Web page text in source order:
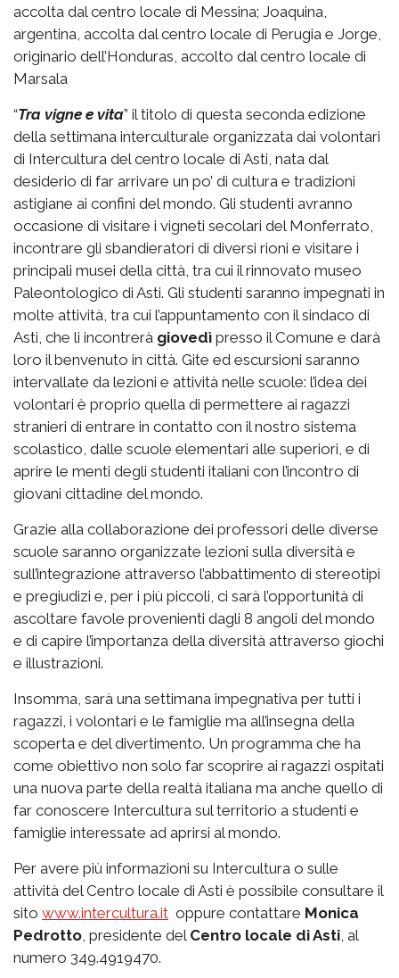
accolta dal centro locale di Messina; Joaquina,
argentina, accolta dal centro locale di Perugia e Jorge,
originario dell’Honduras, accolto dal centro locale di
Marsala
“Tra vigne e vita” il titolo di questa seconda edizione
della settimana interculturale organizzata dai volontari
di Intercultura del centro locale di Asti, nata dal
desiderio di far arrivare un po’ di cultura e tradizioni
astigiane ai confini del mondo. Gli studenti avranno
occasione di visitare i vigneti secolari del Monferrato,
incontrare gli sbandieratori di diversi rioni e visitare i
principali musei della città, tra cui il rinnovato museo
Paleontologico di Asti. Gli studenti saranno impegnati in
molte attività, tra cui l’appuntamento con il sindaco di
Asti, che li incontrerà giovedì presso il Comune e darà
loro il benvenuto in città. Gite ed escursioni saranno
intervallate da lezioni e attività nelle scuole: l’idea dei
volontari è proprio quella di permettere ai ragazzi
stranieri di entrare in contatto con il nostro sistema
scolastico, dalle scuole elementari alle superiori, e di
aprire le menti degli studenti italiani con l’incontro di
giovani cittadine del mondo.
Grazie alla collaborazione dei professori delle diverse
scuole saranno organizzate lezioni sulla diversità e
sull’integrazione attraverso l’abbattimento di stereotipi
e pregiudizi e, per i più piccoli, ci sarà l’opportunità di
ascoltare favole provenienti dagli 8 angoli del mondo
e di capire l’importanza della diversità attraverso giochi
e illustrazioni.
Insomma, sarà una settimana impegnativa per tutti i
ragazzi, i volontari e le famiglie ma all’insegna della
scoperta e del divertimento. Un programma che ha
come obiettivo non solo far scoprire ai ragazzi ospitati
una nuova parte della realtà italiana ma anche quello di
far conoscere Intercultura sul territorio a studenti e
famiglie interessate ad aprirsi al mondo.
Per avere più informazioni su Intercultura o sulle
attività del Centro locale di Asti è possibile consultare il
sito www.intercultura.it oppure contattare Monica
Pedrotto, presidente del Centro locale di Asti, al
numero 349.4919470.